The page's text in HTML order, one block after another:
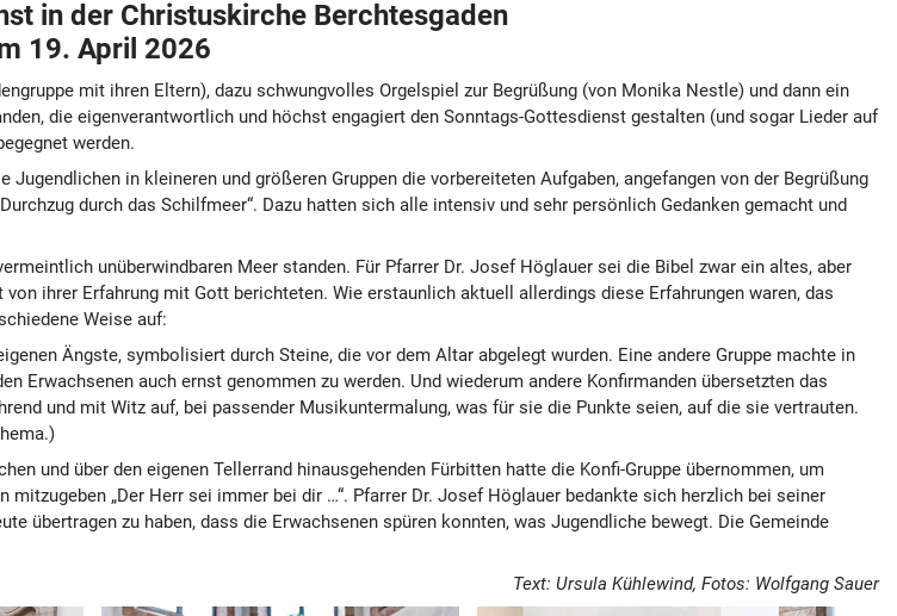
in der Christuskirche Berchtesgaden
19. April 2026
mit ihren Eltern), dazu schwungvolles Orgelspiel zur Begrüßung (von Monika Nestle) und dann ein
die eigenverantwortlich und höchst engagiert den Sonntags-Gottesdienst gestalten (und sogar Lieder auf
werden.
in kleineren und größeren Gruppen die vorbereiteten Aufgaben, angefangen von der Begrüßung
durch das Schilfmeer“. Dazu hatten sich alle intensiv und sehr persönlich Gedanken gemacht und
unüberwindbaren Meer standen. Für Pfarrer Dr. Josef Höglauer sei die Bibel zwar ein altes, aber
ihrer Erfahrung mit Gott berichteten. Wie erstaunlich aktuell allerdings diese Erfahrungen waren, das
Weise auf:
Ängste, symbolisiert durch Steine, die vor dem Altar abgelegt wurden. Eine andere Gruppe machte in
Erwachsenen auch ernst genommen zu werden. Und wiederum andere Konfirmanden übersetzten das
und mit Witz auf, bei passender Musikuntermalung, was für sie die Punkte seien, auf die sie vertrauten.
und über den eigenen Tellerrand hinausgehenden Fürbitten hatte die Konfi-Gruppe übernommen, um
„Der Herr sei immer bei dir …“. Pfarrer Dr. Josef Höglauer bedankte sich herzlich bei seiner
übertragen zu haben, dass die Erwachsenen spüren konnten, was Jugendliche bewegt. Die Gemeinde
Text: Ursula Kühlewind, Fotos: Wolfgang Sauer